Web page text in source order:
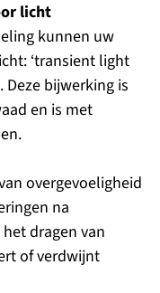
licht
kunnen uw
‘transient light
Deze bijwerking is
en is met
overgevoeligheid
na
dragen van
of verdwijnt